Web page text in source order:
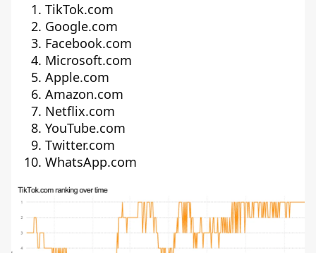
TikTok.com
Google.com
Facebook.com
Microsoft.com
Apple.com
Amazon.com
Netflix.com
YouTube.com
Twitter.com
WhatsApp.com